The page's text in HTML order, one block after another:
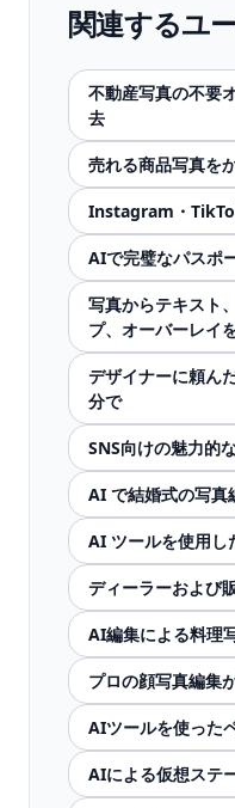
関連するユ
不動産写真の不要
去
売れる商品写真を
Instagram・
AIで完璧なパスポ
写真からテキスト
プ、オーバーレイ
デザイナーに頼ん
分で
SNS向けの魅力的
AI で結婚式の写真
AI ツールを使用し
ディーラーおよび
AI編集による料理
プロの顔写真編集
AIツールを使った
AIによる仮想ステ